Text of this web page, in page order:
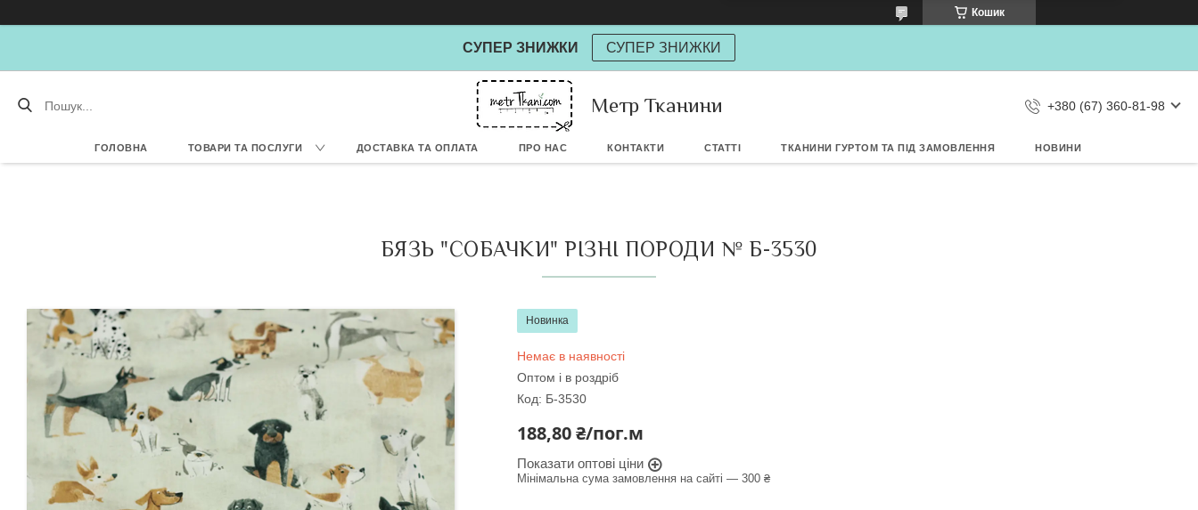
Дозвольте сайту metrtkani.com
Дозволити
×
Кошик
СУПЕР ЗНИЖКИ СУПЕР ЗНИЖКИ
Метр Тканини +380 (67) 360-81-98
ГОЛОВНА ТОВАРИ ТА ПОСЛУГИ ДОСТАВКА ТА ОПЛАТА ПРО НАС КОНТАКТИ СТАТТІ ТКАНИНИ ГУРТОМ ТА ПІД ЗАМОВЛЕННЯ НОВИНИ
БЯЗЬ "СОБАЧКИ" РІЗНІ ПОРОДИ № Б-3530
Новинка
Немає в наявності
Оптом і в роздріб
Код: Б-3530
188,80 ₴/пог.м
Показати оптові ціни
Мінімальна сума замовлення на сайті — 300 ₴